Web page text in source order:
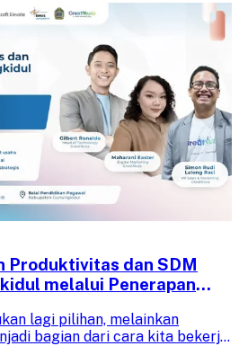
Produktivitas dan SDM
melalui Penerapan
lagi pilihan, melainkan
bagian dari cara kita bekerja,